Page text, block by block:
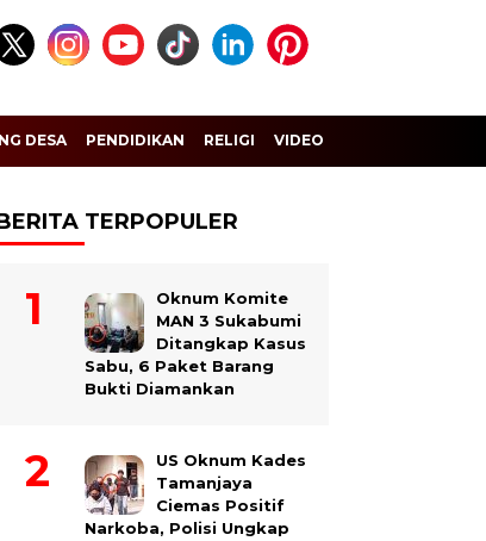
DESA PENDIDIKAN RELIGI VIDEO
TERPOPULER
Oknum Komite
MAN 3 Sukabumi
Ditangkap Kasus
Sabu, 6 Paket Barang
Bukti Diamankan
US Oknum Kades
Tamanjaya
Ciemas Positif
Narkoba, Polisi Ungkap